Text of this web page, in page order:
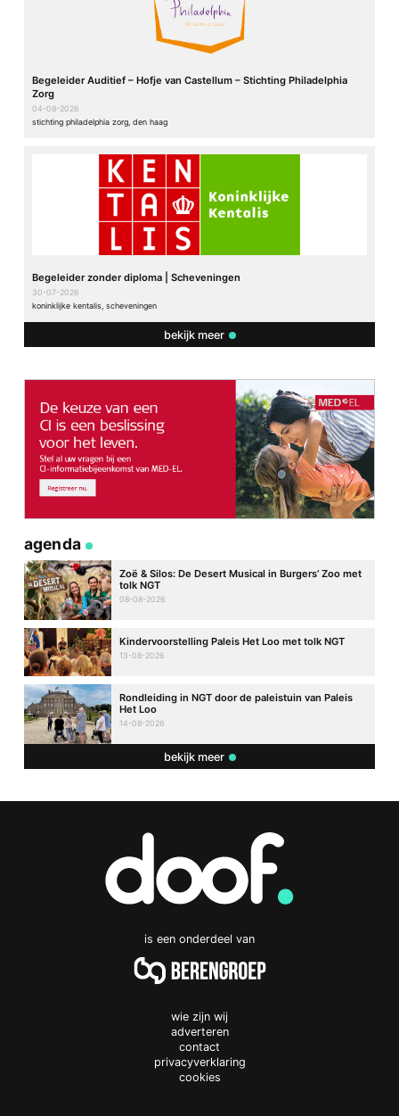
Begeleider Auditief – Hofje van Castellum – Stichting Philadelphia
Zorg
04-08-2026
stichting philadelphia zorg, den haag
Begeleider zonder diploma | Scheveningen
30-07-2026
koninklijke kentalis, scheveningen
bekijk meer
agenda
Zoë & Silos: De Desert Musical in Burgers’ Zoo met
tolk NGT
08-08-2026
Kindervoorstelling Paleis Het Loo met tolk NGT
13-08-2026
Rondleiding in NGT door de paleistuin van Paleis
Het Loo
14-08-2026
bekijk meer
is een onderdeel van
wie zijn wij
adverteren
contact
privacyverklaring
cookies